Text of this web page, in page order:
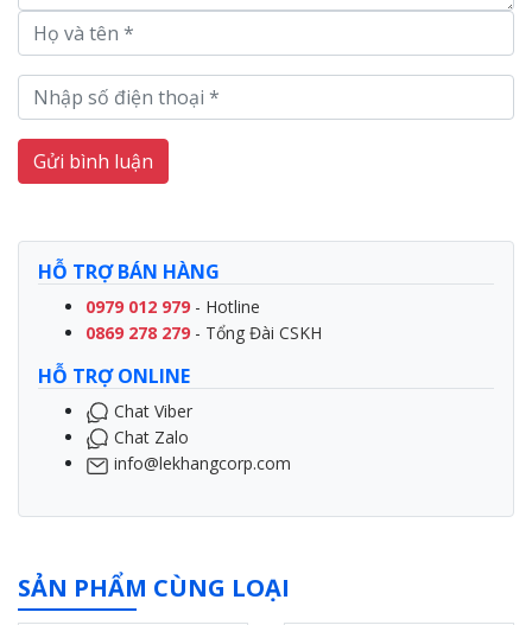
Gửi bình luận
HỖ TRỢ BÁN HÀNG
0979 012 979 - Hotline
0869 278 279 - Tổng Đài CSKH
HỖ TRỢ ONLINE
Chat Viber
Chat Zalo
info@lekhangcorp.com
SẢN PHẨM CÙNG LOẠI